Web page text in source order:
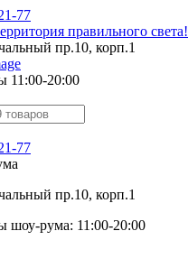
77
правильного света!
пр.10, корп.1
11:00-20:00
77
пр.10, корп.1
шоу-рума: 11:00-20:00